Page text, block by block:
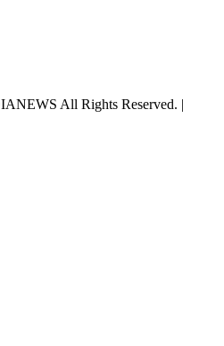
All Rights Reserved. |